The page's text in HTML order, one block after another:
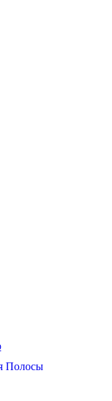
Полосы